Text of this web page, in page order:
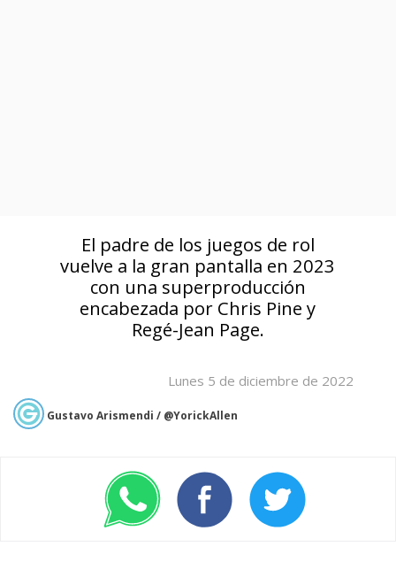
El padre de los juegos de rol
vuelve a la gran pantalla en 2023
con una superproducción
encabezada por Chris Pine y
Regé-Jean Page.
Lunes 5 de diciembre de 2022
Gustavo Arismendi / @YorickAllen